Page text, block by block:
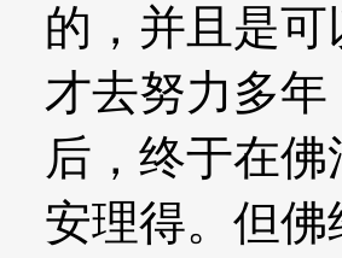
的，并且是
才去努力多
后，终于在
安理得。但